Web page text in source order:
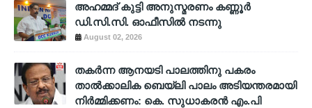
അഹമ്മദ് കുട്ടി അനുസ്മരണം കണ്ണൂർ
ഡി.സി.സി. ഓഫീസിൽ നടന്നു
August 02, 2026
തകർന്ന ആനയടി പാലത്തിനു പകരം
താൽക്കാലിക ബെയ്‌ലി പാലം അടിയന്തരമായി
നിർമ്മിക്കണം: കെ. സുധാകരൻ എം.പി